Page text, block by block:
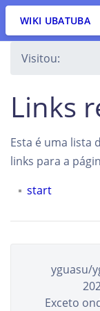
WIKI UBATUBA
Visitou:
Links
Esta é uma lista
links para a
start
yguasu/
Exceto